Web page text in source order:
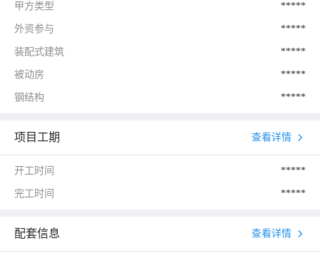
甲方类型 *****
外资参与 *****
装配式建筑 *****
被动房 *****
钢结构 *****
项目工期 查看详情
开工时间 *****
完工时间 *****
配套信息 查看详情